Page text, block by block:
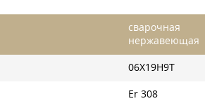
сварочная
нержавеющая
06Х19Н9Т
Er 308